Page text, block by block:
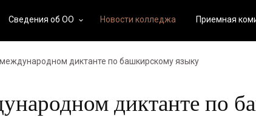
Сведения об ОО keyboard_arrow_down Новости колледжа Приемная
диктанте по башкирскому языку
диктанте по